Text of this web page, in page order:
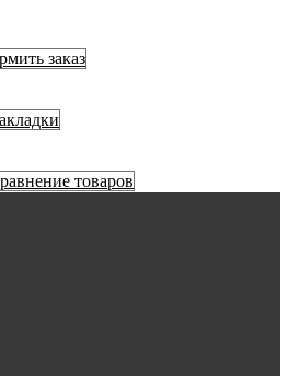
заказ
товаров